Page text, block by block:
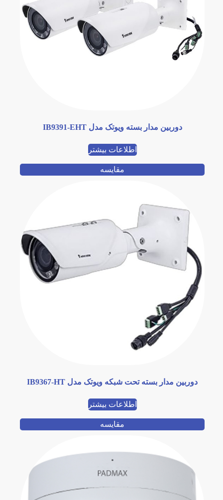
دوربین مدار بسته ویوتک مدل IB9391-EHT
اطلاعات بیشتر
مقایسه
دوربین مدار بسته تحت شبکه ویوتک مدل IB9367-HT
اطلاعات بیشتر
مقایسه